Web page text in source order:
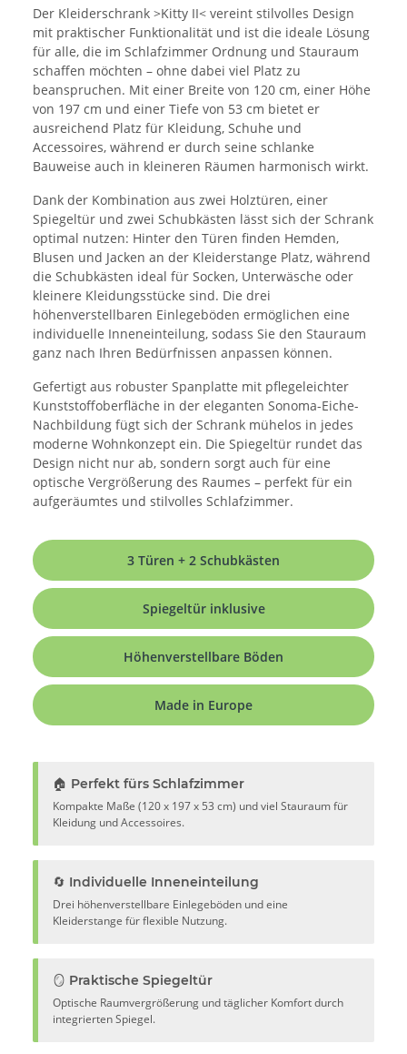
Der Kleiderschrank >Kitty II< vereint stilvolles Design
mit praktischer Funktionalität und ist die ideale Lösung
für alle, die im Schlafzimmer Ordnung und Stauraum
schaffen möchten – ohne dabei viel Platz zu
beanspruchen. Mit einer Breite von 120 cm, einer Höhe
von 197 cm und einer Tiefe von 53 cm bietet er
ausreichend Platz für Kleidung, Schuhe und
Accessoires, während er durch seine schlanke
Bauweise auch in kleineren Räumen harmonisch wirkt.
Dank der Kombination aus zwei Holztüren, einer
Spiegeltür und zwei Schubkästen lässt sich der Schrank
optimal nutzen: Hinter den Türen finden Hemden,
Blusen und Jacken an der Kleiderstange Platz, während
die Schubkästen ideal für Socken, Unterwäsche oder
kleinere Kleidungsstücke sind. Die drei
höhenverstellbaren Einlegeböden ermöglichen eine
individuelle Inneneinteilung, sodass Sie den Stauraum
ganz nach Ihren Bedürfnissen anpassen können.
Gefertigt aus robuster Spanplatte mit pflegeleichter
Kunststoffoberfläche in der eleganten Sonoma-Eiche-
Nachbildung fügt sich der Schrank mühelos in jedes
moderne Wohnkonzept ein. Die Spiegeltür rundet das
Design nicht nur ab, sondern sorgt auch für eine
optische Vergrößerung des Raumes – perfekt für ein
aufgeräumtes und stilvolles Schlafzimmer.
3 Türen + 2 Schubkästen
Spiegeltür inklusive
Höhenverstellbare Böden
Made in Europe
🏠 Perfekt fürs Schlafzimmer
Kompakte Maße (120 x 197 x 53 cm) und viel Stauraum für
Kleidung und Accessoires.
🔄 Individuelle Inneneinteilung
Drei höhenverstellbare Einlegeböden und eine
Kleiderstange für flexible Nutzung.
🪞 Praktische Spiegeltür
Optische Raumvergrößerung und täglicher Komfort durch
integrierten Spiegel.